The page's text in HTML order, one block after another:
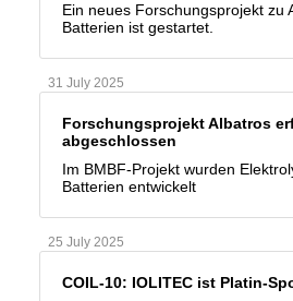
Ein neues Forschungsprojekt zu
Batterien ist gestartet.
31 July 2025
Forschungsprojekt Albatros
abgeschlossen
Im BMBF-Projekt wurden
Batterien entwickelt
25 July 2025
COIL-10: IOLITEC ist Platin-